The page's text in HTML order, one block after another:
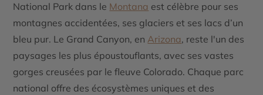
National Park dans le Montana est célèbre pour ses
montagnes accidentées, ses glaciers et ses lacs d’un
bleu pur. Le Grand Canyon, enArizona, reste l'un des
paysages les plus époustouflants, avec ses vastes
gorges creusées par le fleuve Colorado. Chaque parc
national offre des écosystèmes uniques et des